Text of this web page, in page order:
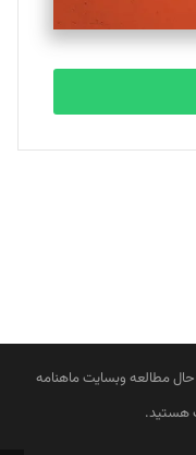
مطالعه وبسایت ماهنامه
هستید.